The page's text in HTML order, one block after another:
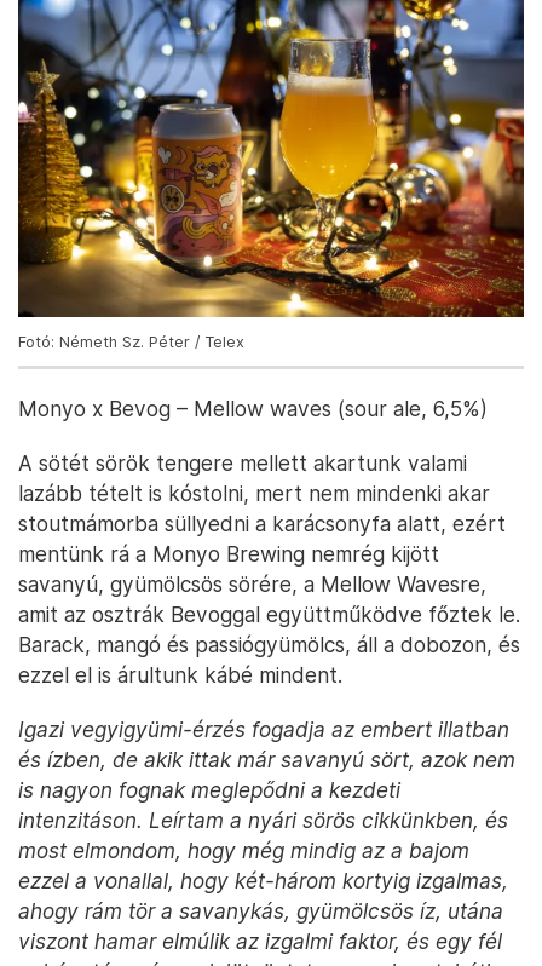
Fotó: Németh Sz. Péter / Telex
Monyo x Bevog – Mellow waves (sour ale, 6,5%)
A sötét sörök tengere mellett akartunk valami
lazább tételt is kóstolni, mert nem mindenki akar
stoutmámorba süllyedni a karácsonyfa alatt, ezért
mentünk rá a Monyo Brewing nemrég kijött
savanyú, gyümölcsös sörére, a Mellow Wavesre,
amit az osztrák Bevoggal együttműködve főztek le.
Barack, mangó és passiógyümölcs, áll a dobozon, és
ezzel el is árultunk kábé mindent.
Igazi vegyigyümi-érzés fogadja az embert illatban
és ízben, de akik ittak már savanyú sört, azok nem
is nagyon fognak meglepődni a kezdeti
intenzitáson. Leírtam a nyári sörös cikkünkben, és
most elmondom, hogy még mindig az a bajom
ezzel a vonallal, hogy két-három kortyig izgalmas,
ahogy rám tör a savanykás, gyümölcsös íz, utána
viszont hamar elmúlik az izgalmi faktor, és egy fél